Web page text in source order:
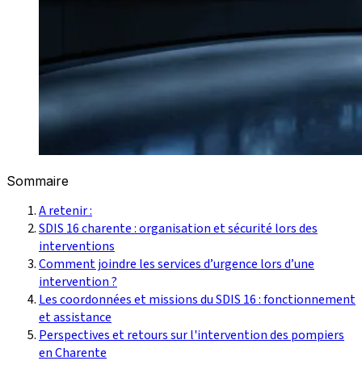
Sommaire
A retenir :
SDIS 16 charente : organisation et sécurité lors des
interventions
Comment joindre les services d’urgence lors d’une
intervention ?
Les coordonnées et missions du SDIS 16 : fonctionnement
et assistance
Perspectives et retours sur l'intervention des pompiers
en Charente